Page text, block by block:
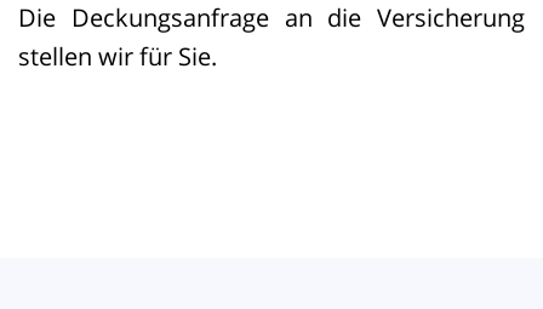
Die Deckungsanfrage an die Versicherung
stellen wir für Sie.